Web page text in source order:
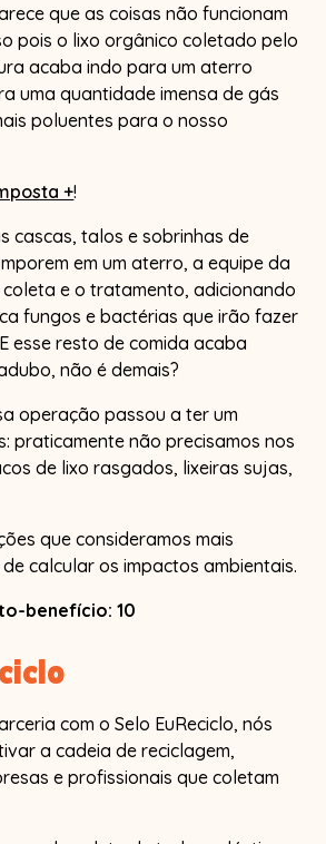
que as coisas não funcionam
pois o lixo orgânico coletado pelo
acaba indo para um aterro
uma quantidade imensa de gás
poluentes para o nosso
+!
cascas, talos e sobrinhas de
em um aterro, a equipe da
e o tratamento, adicionando
fungos e bactérias que irão fazer
esse resto de comida acaba
não é demais?
operação passou a ter um
praticamente não precisamos nos
de lixo rasgados, lixeiras sujas,
que consideramos mais
calcular os impactos ambientais.
benefício: 10
com o Selo EuReciclo, nós
a cadeia de reciclagem,
e profissionais que coletam